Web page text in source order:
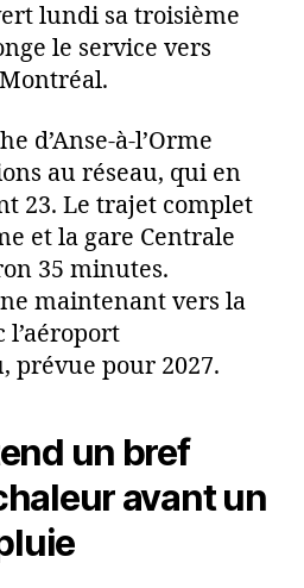
lundi sa troisième
le service vers
Montréal.
d’Anse-à-l’Orme
au réseau, qui en
23. Le trajet complet
et la gare Centrale
35 minutes.
maintenant vers la
prévue pour 2027.
un bref
avant un